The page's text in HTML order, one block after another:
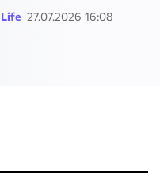
Life 27.07.2026 16:08